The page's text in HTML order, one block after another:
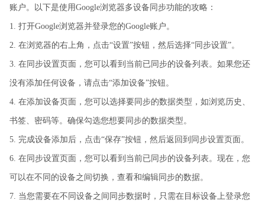
账户。以下是使用Google浏览器多设备同步功能的攻略：
1. 打开Google浏览器并登录您的Google账户。
2. 在浏览器的右上角，点击“设置”按钮，然后选择“同步设置”。
3. 在同步设置页面，您可以看到当前已同步的设备列表。如果您还
没有添加任何设备，请点击“添加设备”按钮。
4. 在添加设备页面，您可以选择要同步的数据类型，如浏览历史、
书签、密码等。确保勾选您想要同步的数据类型。
5. 完成设备添加后，点击“保存”按钮，然后返回到同步设置页面。
6. 在同步设置页面，您可以看到当前已同步的设备列表。现在，您
可以在不同的设备之间切换，查看和编辑同步的数据。
7. 当您需要在不同设备之间同步数据时，只需在目标设备上登录您